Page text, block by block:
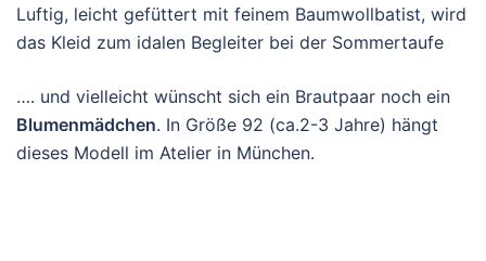
Luftig, leicht gefüttert mit feinem Baumwollbatist, wird
das Kleid zum idalen Begleiter bei der Sommertaufe
…. und vielleicht wünscht sich ein Brautpaar noch ein
Blumenmädchen. In Größe 92 (ca.2-3 Jahre) hängt
dieses Modell im Atelier in München.